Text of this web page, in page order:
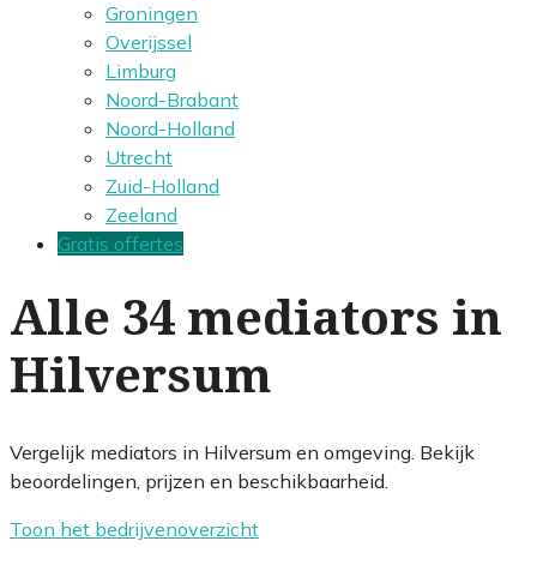
Groningen
Overijssel
Limburg
Noord-Brabant
Noord-Holland
Utrecht
Zuid-Holland
Zeeland
Gratis offertes
Alle 34 mediators in
Hilversum
Vergelijk mediators in Hilversum en omgeving. Bekijk
beoordelingen, prijzen en beschikbaarheid.
Toon het bedrijvenoverzicht